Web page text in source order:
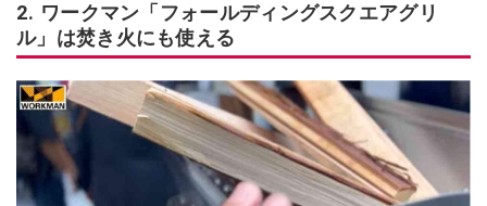
2. ワークマン「フォールディングスクエアグリ
ル」は焚き火にも使える